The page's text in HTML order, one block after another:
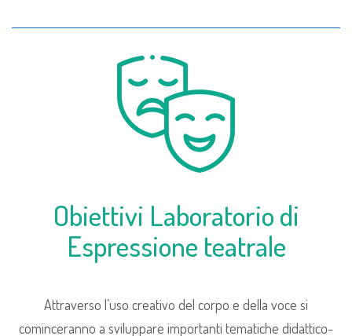
Obiettivi Laboratorio di
Espressione teatrale
Attraverso l’uso creativo del corpo e della voce si
cominceranno a sviluppare importanti tematiche didattico-